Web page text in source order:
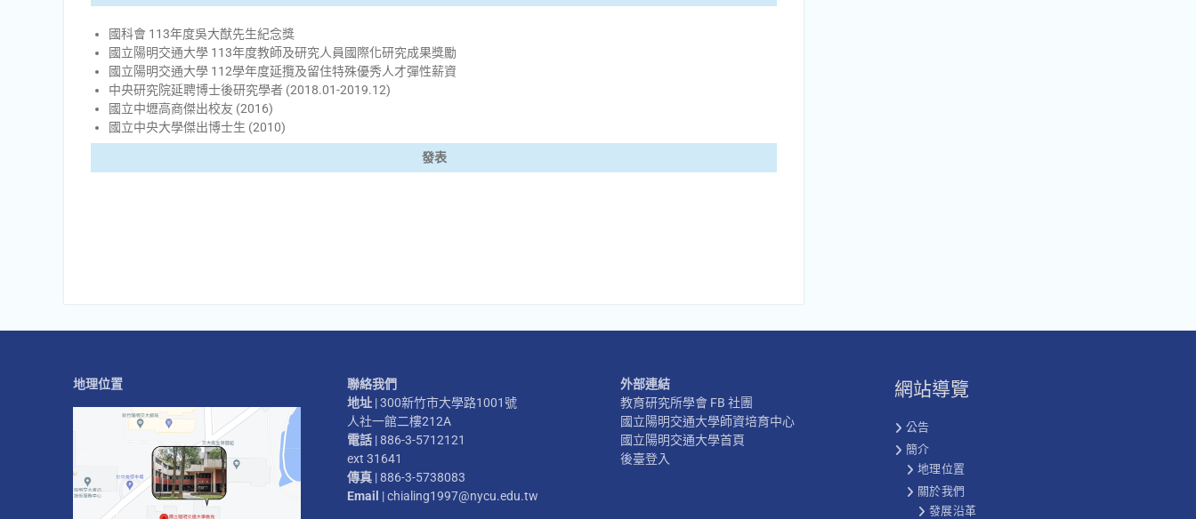
國科會 113年度吳大猷先生紀念獎
國立陽明交通大學 113年度教師及研究人員國際化研究成果獎勵
國立陽明交通大學 112學年度延攬及留住特殊優秀人才彈性薪資
中央研究院延聘博士後研究學者 (2018.01-2019.12)
國立中壢高商傑出校友 (2016)
國立中央大學傑出博士生 (2010)
發表
地理位置
聯絡我們
地址 | 300新竹市大學路1001號
人社一館二樓212A
電話| 886-3-5712121
ext 31641
傳真| 886-3-5738083
Email | chialing1997@nycu.edu.tw
外部連結
教育研究所學會 FB 社團
國立陽明交通大學師資培育中心
國立陽明交通大學首頁
後臺登入
網站導覽
公告
簡介
地理位置
關於我們
發展沿革